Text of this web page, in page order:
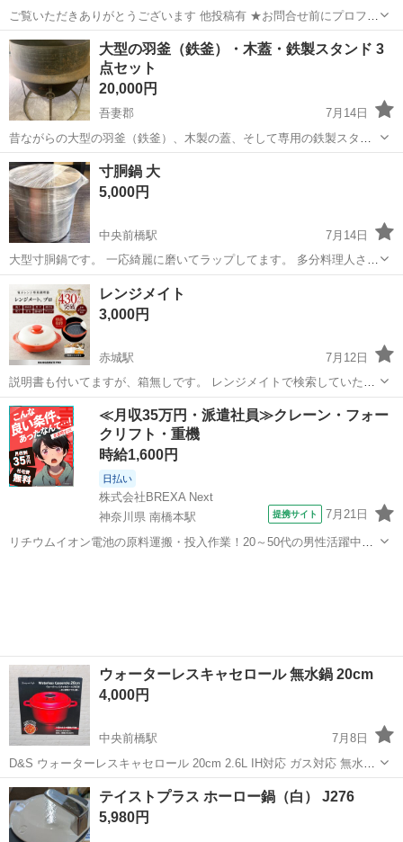
ご覧いただきありがとうございます 他投稿有 ★お問合せ前にプロフィ
ールをお読み頂きます様お願い致します。 ★定型文不可（ご返信頂け
ず、朗読にもならず、大変迷惑しております） 宜しくお願い致しま
す。
群馬 伊勢崎市 国定駅 調理器具 画像
大型の羽釜（鉄釜）・木蓋・鉄製スタンド 3
点セット
20,000円
吾妻郡
7月14日
昔ながらの大型の羽釜（鉄釜）、木製の蓋、そして専用の鉄製スタン
ド（枠）の3点セットです。 非常に雰囲気があり、存在感抜群の佇ま
いをしています。 古民家カフェやレトロな店舗のディスプレイ、お庭
のオーナメント、アウトドア・キャ...
群馬 吾妻郡 調理器具
寸胴鍋 大
5,000円
中央前橋駅
7月14日
大型寸胴鍋です。 一応綺麗に磨いてラップしてます。 多分料理人さん
が目に留めてくれるでしょうから分かって頂けると思いますが、これ
高いんです(^_^;)www 限られた方しか興味持たれないと思いますの
で、のんびりお待ちします♪...
前橋市 中央前橋駅
レンジメイト
3,000円
赤城駅
7月12日
説明書も付いてますが、箱無しです。 レンジメイトで検索していただ
くと色々使い方が載ってます。 色はどちらでも大丈夫です。
群馬 みどり市 赤城駅 調理器具
≪月収35万円・派遣社員≫クレーン・フォー
クリフト・重機
時給1,600円
日払い
株式会社BREXA Next
神奈川県 南橋本駅
提携サイト 7月21日
リチウムイオン電池の原料運搬・投入作業！20～50代の男性活躍中★
ウォーターレスキャセロール 無水鍋 20cm
4,000円
中央前橋駅
7月8日
D&S ウォーターレスキャセロール 20cm 2.6L IH対応 ガス対応 無水料
理ができる 旨味をとじこめる セラミックコーティングでこびりつきに
く 少ない水で旨みを閉じ込める調理ができる両手鍋 ふたごとオーブン
調理可能...
群馬 前橋市 中央前橋駅
テイストプラス ホーロー鍋（白） J276
5,980円